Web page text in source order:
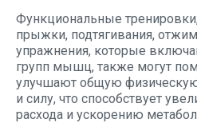
Функциональные
прыжки, подтягивания,
упражнения, которые
групп мышц, также могут
улучшают общую
и силу, что способствует
расхода и ускорению